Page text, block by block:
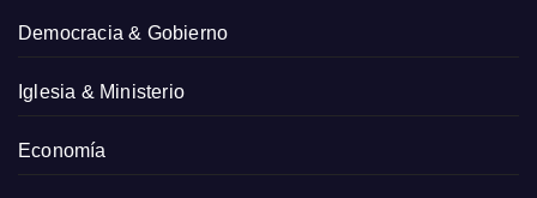
Democracia & Gobierno
Iglesia & Ministerio
Economía